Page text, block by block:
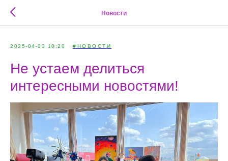
Новости
2025-04-03 10:20 #НОВОСТИ
Не устаем делиться
интересными новостями!